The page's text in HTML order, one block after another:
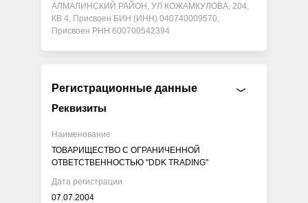
АЛМАЛИНСКИЙ РАЙОН, УЛ КОЖАМКУЛОВА, 204,
КВ 4, Присвоен БИН (ИНН) 040740009570,
Присвоен РНН 600700542394
Регистрационные данные
Реквизиты
Наименование
ТОВАРИЩЕСТВО С ОГРАНИЧЕННОЙ
ОТВЕТСТВЕННОСТЬЮ "DDK TRADING"
Дата регистрации
07.07.2004